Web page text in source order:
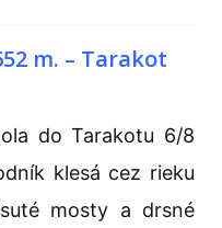
m. – Tarakot
do Tarakotu 6/8
klesá cez rieku
mosty a drsné